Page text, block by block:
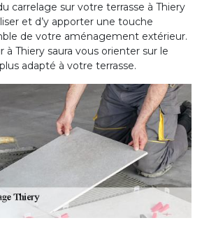
carrelage sur votre terrasse à Thiery
et d’y apporter une touche
de votre aménagement extérieur.
Thiery saura vous orienter sur le
adapté à votre terrasse.